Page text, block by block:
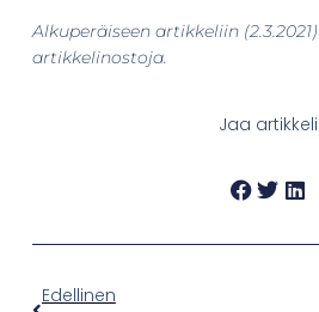
Alkuperäiseen artikkeliin
artikkelinostoja.
Jaa artikkeli
Edellinen